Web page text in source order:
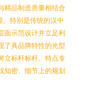
精品制造质量相结合
。特别是传统的汉中
面示范设计并立足利
了具品牌特性的光型
立标杆标杆。特点专
知密、细节上的规划